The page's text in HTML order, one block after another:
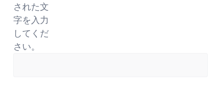
された文
字を入力
してくだ
さい。